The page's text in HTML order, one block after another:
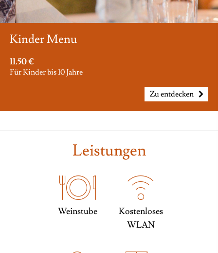
Kinder Menu
11.50 €
Für Kinder bis 10 Jahre
Zu entdecken
Leistungen
Weinstube
Kostenloses
WLAN